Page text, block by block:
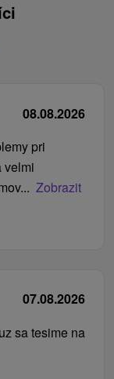
08.08.2026
pri
velmi
Zobrazit
07.08.2026
sa tesime na